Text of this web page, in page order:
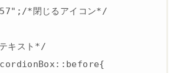
*閉じるアイコン*/
キスト*/